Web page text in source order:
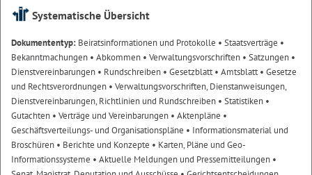
Systematische Übersicht
Dokumententyp: Beiratsinformationen und Protokolle • Staatsverträge •
Bekanntmachungen • Abkommen • Verwaltungsvorschriften • Satzungen •
Dienstvereinbarungen • Rundschreiben • Gesetzblatt• Amtsblatt• Gesetze
und Rechtsverordnungen • Verwaltungsvorschriften, Dienstanweisungen,
Dienstvereinbarungen, Richtlinien und Rundschreiben • Statistiken •
Gutachten • Verträge und Vereinbarungen • Aktenpläne •
Geschäftsverteilungs- und Organisationspläne • Informationsmaterial und
Broschüren • Berichte und Konzepte • Karten, Pläne und Geo-
Informationssysteme • Aktuelle Meldungen und Pressemitteilungen •